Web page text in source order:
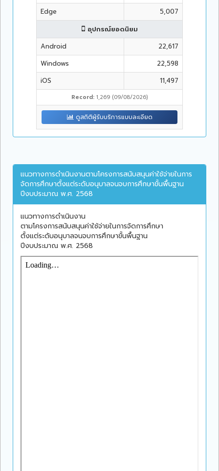
Edge
5,007
อุปกรณ์ยอดนิยม
Android
22,617
Windows
22,598
iOS
11,497
Record: 1,269 (09/08/2026)
ดูสถิติผู้รับบริการแบบละเอียด
แนวทางการดำเนินงานตามโครงการสนับสนุนค่าใช้จ่ายในการ
จัดการศึกษาตั้งแต่ระดับอนุบาลจนจบการศึกษาขั้นพื้นฐาน
ปีงบประมาณ พ.ศ. 2568
แนวทางการดำเนินงาน
ตามโครงการสนับสนุนค่าใช้จ่ายในการจัดการศึกษา
ตั้งแต่ระดับอนุบาลจนจบการศึกษาขั้นพื้นฐาน
ปีงบประมาณ พ.ศ. 2568